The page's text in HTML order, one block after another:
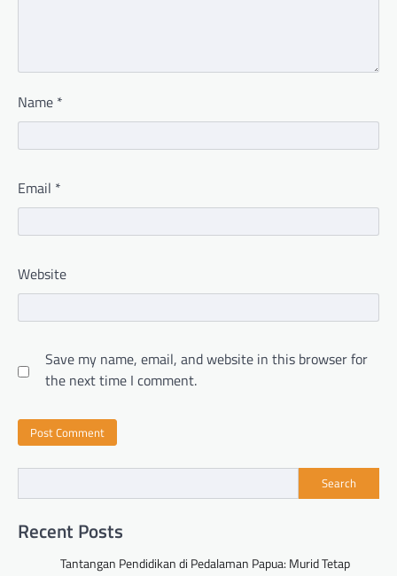
Name *
Email *
Website
Save my name, email, and website in this browser for
the next time I comment.
Search
Recent Posts
Tantangan Pendidikan di Pedalaman Papua: Murid Tetap